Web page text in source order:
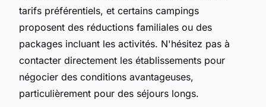
tarifs préférentiels, et certains campings
proposent des réductions familiales ou des
packages incluant les activités. N'hésitez pas à
contacter directement les établissements pour
négocier des conditions avantageuses,
particulièrement pour des séjours longs.